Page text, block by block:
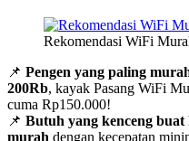
Rekomendasi WiFi
📌 Pengen yang paling
200Rb, kayak Pasang WiFi
cuma Rp150.000!
📌 Butuh yang kenceng buat
murah dengan kecepatan